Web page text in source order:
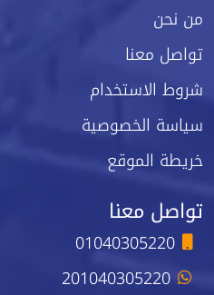
من نحن
تواصل معنا
شروط الاستخدام
سياسة الخصوصية
خريطة الموقع
تواصل معنا
01040305220
201040305220